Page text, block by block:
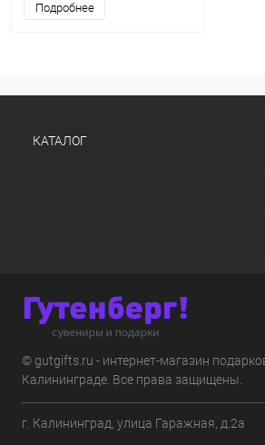
Подробнее
КАТАЛОГ
© gutgifts.ru - интернет-магазин
Калининграде. Все права защищены.
г. Калининград, улица Гаражная, д.2а